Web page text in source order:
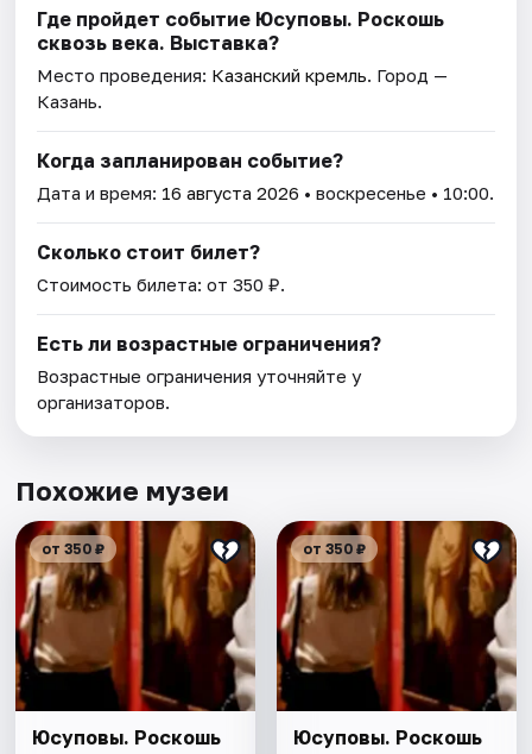
Где пройдет событие Юсуповы. Роскошь
сквозь века. Выставка?
Место проведения: Казанский кремль. Город —
Казань.
Когда запланирован событие?
Дата и время: 16 августа 2026 • воскресенье • 10:00.
Сколько стоит билет?
Стоимость билета: от 350 ₽.
Есть ли возрастные ограничения?
Возрастные ограничения уточняйте у
организаторов.
Похожие музеи
от 350 ₽
Юсуповы. Роскошь
от 350 ₽
Юсуповы. Роскошь